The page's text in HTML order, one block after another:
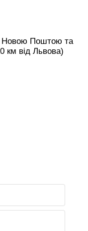
Новою Поштою та
км від Львова)